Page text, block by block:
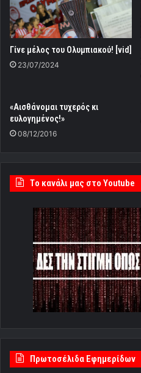
Γίνε μέλος του Ολυμπιακού! [vid]
23/07/2024
«Αισθάνομαι τυχερός κι
ευλογημένος!»
08/12/2016
Tο κανάλι μας στο Youtube
Πρωτοσέλιδα Εφημερίδων